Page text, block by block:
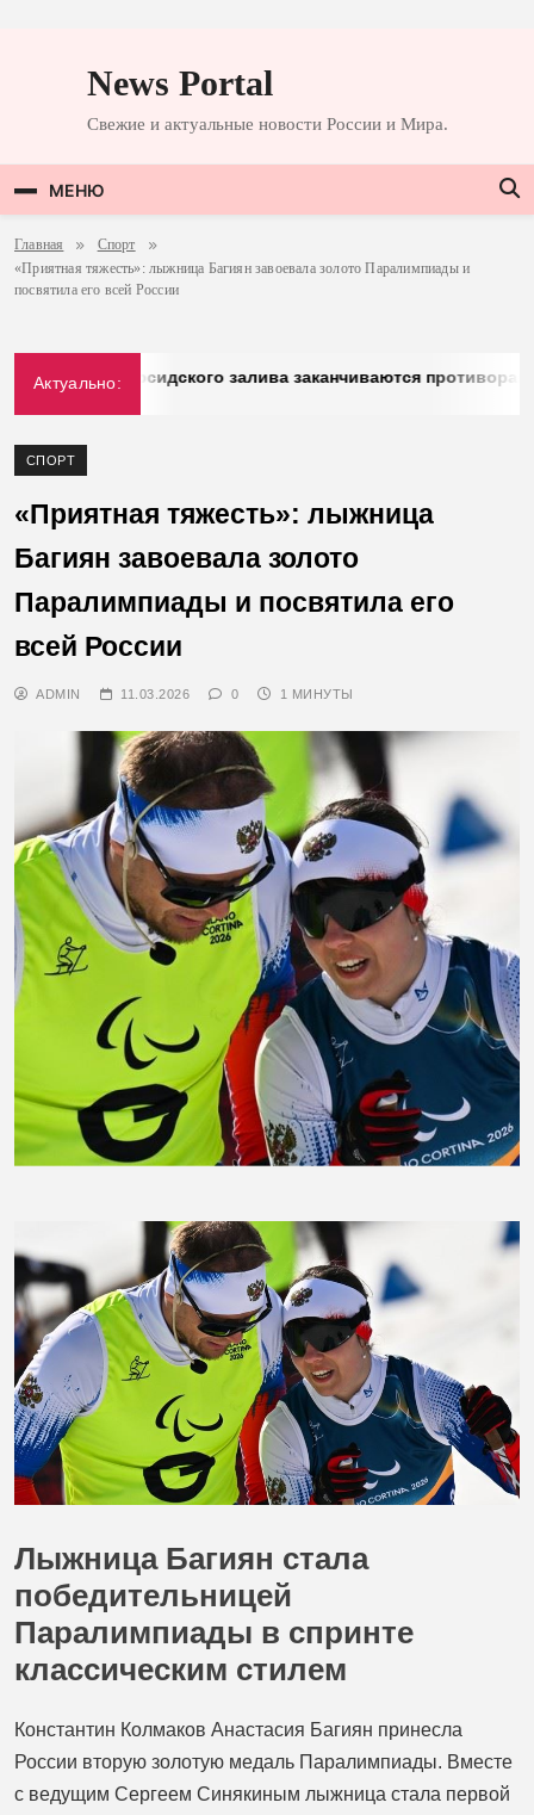
содержимомуNews Portal
Свежие и актуальные новости России и Мира.
МЕНЮ
Главная
Спорт
«Приятная тяжесть»: лыжница Багиян завоевала золото Паралимпиады и
посвятила его всей России
Актуально:
у стран Персидского залива заканчиваются противоракеты
СПОРТ
«Приятная тяжесть»: лыжница
Багиян завоевала золото
Паралимпиады и посвятила его
всей России
ADMIN 11.03.2026 0 1 МИНУТЫ
Лыжница Багиян стала
победительницей
Паралимпиады в спринте
классическим стилем
Константин Колмаков Анастасия Багиян принесла
России вторую золотую медаль Паралимпиады. Вместе
с ведущим Сергеем Синякиным лыжница стала первой